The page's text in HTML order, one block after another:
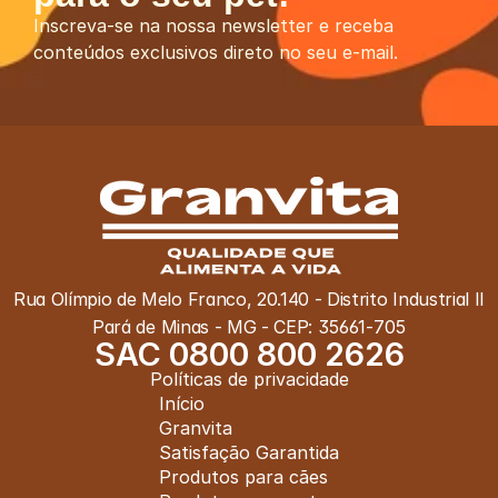
Inscreva-se na nossa newsletter e receba
conteúdos exclusivos direto no seu e-mail.
Rua Olímpio de Melo Franco, 20.140 - Distrito Industrial II
Pará de Minas - MG - CEP: 35661-705
SAC 0800 800 2626
Políticas de privacidade
Início
Granvita
Satisfação Garantida
Produtos para cães